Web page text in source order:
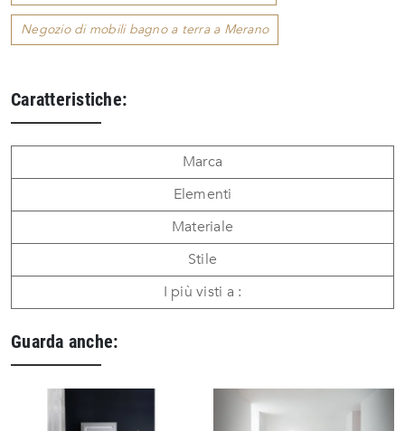
Negozio di mobili bagno a terra a Merano
Caratteristiche:
Marca
Elementi
Materiale
Stile
I più visti a :
Guarda anche: